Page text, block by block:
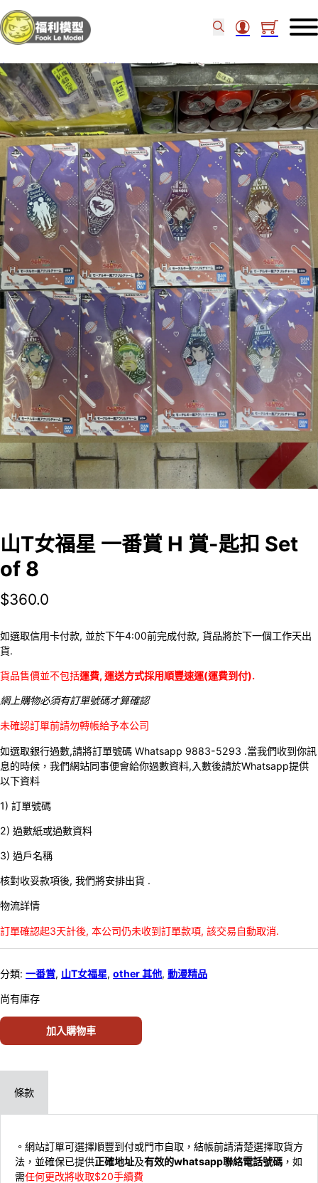
主頁 / other 其他 / 一番賞 山T女福星 一番賞 H 賞-匙扣 Set of 8
山T女福星 一番賞 H 賞-匙扣 Set
of 8
$360.0
如選取信用卡付款, 並於下午4:00前完成付款, 貨品將於下一個工作天出
貨.
貨品售價並不包括運費, 運送方式採用順豐速運(運費到付).
網上購物必須有訂單號碼才算確認
未確認訂單前請勿轉帳給予本公司
如選取銀行過數,請將訂單號碼 Whatsapp 9883-5293 .當我們收到你訊
息的時候，我們網站同事便會給你過數資料,入數後請於Whatsapp提供
以下資料
1) 訂單號碼
2) 過數紙或過數資料
3) 過戶名稱
核對收妥款項後, 我們將安排出貨 .
物流詳情
訂單確認起3天計後, 本公司仍未收到訂單款項, 該交易自動取消.
分類: 一番賞, 山T女福星, other 其他, 動漫精品
尚有庫存
加入購物車
條款
。網站訂單可選擇順豐到付或門市自取，結帳前請清楚選擇取貨方
法，並確保已提供正確地址及有效的whatsapp聯絡電話號碼 ，如
需任何更改將收取$20手續費